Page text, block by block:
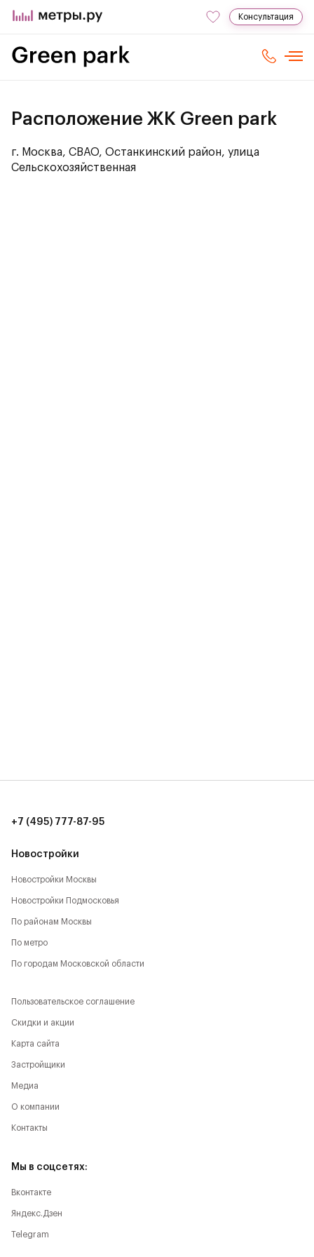
Консультация
Расположение ЖК Green park
г. Москва, СВАО, Останкинский район, улица
Сельскохозяйственная
Новостройки
Новостройки Москвы
Новостройки Подмосковья
По районам Москвы
По метро
По городам Московской области
+7 (495) 777-87-95
Пользовательское соглашение
Скидки и акции
Карта сайта
Застройщики
Медиа
О компании
Контакты
Мы в соцсетях:
Вконтакте
Яндекс.Дзен
Telegram